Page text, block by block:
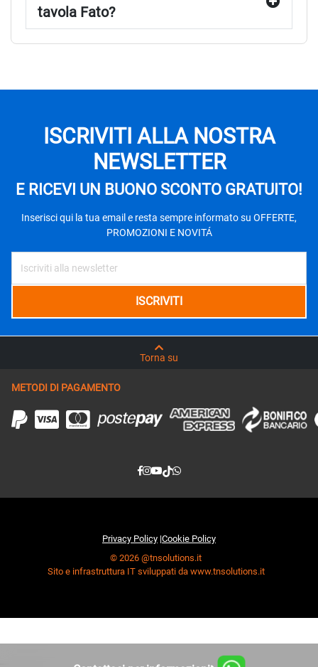
tavola Fato?
ISCRIVITI ALLA NOSTRA
NEWSLETTER
E RICEVI UN BUONO SCONTO GRATUITO!
Inserisci qui la tua email e resta sempre informato su OFFERTE,
PROMOZIONI E NOVITÁ
Torna su
METODI DI PAGAMENTO
Privacy Policy |Cookie Policy
© 2026 @tnsolutions.it
Sito e infrastruttura IT sviluppati da www.tnsolutions.it